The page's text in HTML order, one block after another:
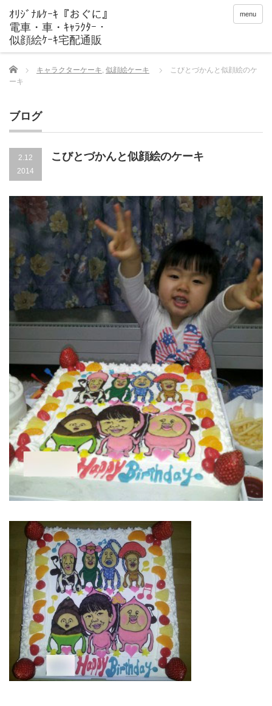
menu
Home キャラクターケーキ, 似顔絵ケーキ
こびとづかんと似顔絵のケ
ーキ
ブログ
2.12
2014
こびとづかんと似顔絵のケーキ